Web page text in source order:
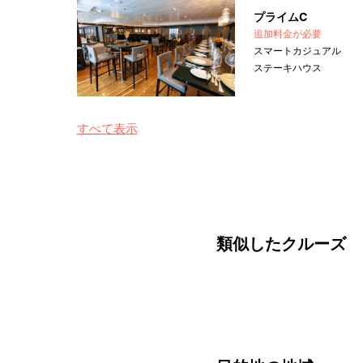
プライムC
追加料金が必要
スマートカジュアル
ステーキハウス
すべて表示
類似したクルーズ